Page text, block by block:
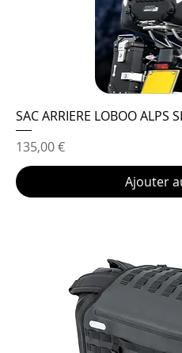
SAC ARRIERE LOBOO ALPS
Prix
135,00 €
Ajouter